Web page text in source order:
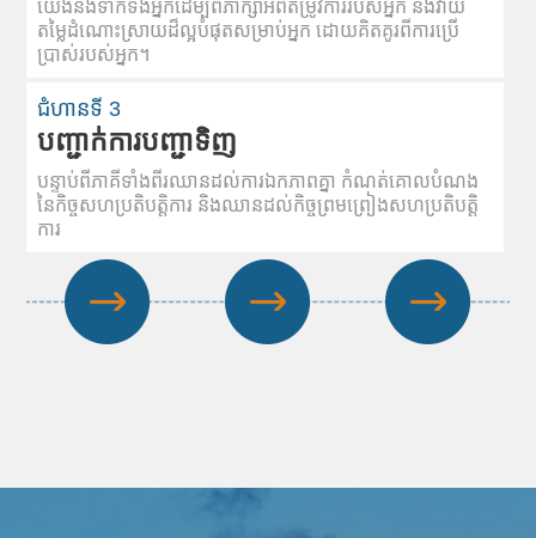
យើងនឹងទាក់ទងអ្នកដើម្បីពិភាក្សាអំពីតម្រូវការរបស់អ្នក និងវាយ
តម្លៃដំណោះស្រាយដ៏ល្អបំផុតសម្រាប់អ្នក ដោយគិតគូរពីការប្រើ
ប្រាស់របស់អ្នក។
ជំហានទី 3
បញ្ជាក់ការបញ្ជាទិញ
បន្ទាប់ពីភាគីទាំងពីរឈានដល់ការឯកភាពគ្នា កំណត់គោលបំណង
នៃកិច្ចសហប្រតិបត្តិការ និងឈានដល់កិច្ចព្រមព្រៀងសហប្រតិបត្តិ
ការ